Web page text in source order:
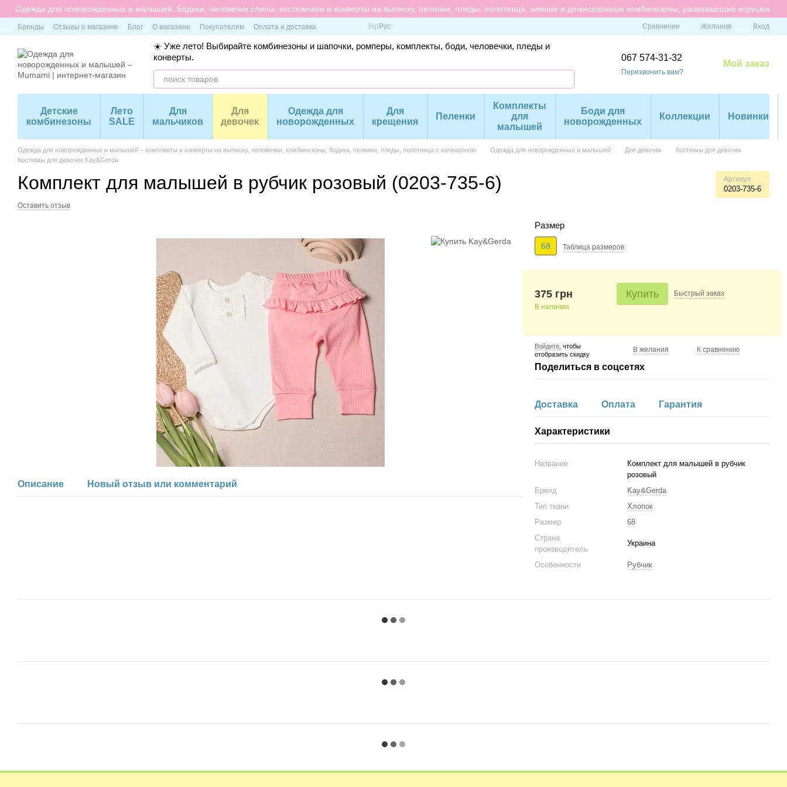
Перейти к основному контенту
Одежда для новорожденных и малышей. Бодики, человечки слипы, костюмчики и конверты на выписку, пеленки, пледы, полотенца, зимние и демисезонные комбинезоны, развивающие игрушки.
Бренды Отзывы о магазине Блог О магазине Покупателям Оплата и доставка Укр Рус Сравнение Желания Вход
☀️ Уже лето! Выбирайте комбинезоны и шапочки, ромперы, комплекты, боди, человечки, пледы и
конверты.
067 574-31-32
Перезвонить вам?
Мой заказ
Детские
комбинезоны
Лето
SALE
Для
мальчиков
Для
девочек
Одежда для
новорожденных
Для
крещения
Пеленки
Комплекты
для
малышей
Боди для
новорожденных
Коллекции Новинки
Одежда для новорожденных и малышей – комплекты и конверты на выписку, человечки, комбинезоны, бодики, пеленки, пледы, полотенца с капюшоном Одежда для новорожденных и малышей Для девочек
Костюмы для девочек
Костюмы для девочек Kay&Gerda
Комплект для малышей в рубчик розовый (0203-735-6) Артикул
0203-735-6
Оставить отзыв
Описание Новый отзыв или комментарий
Размер
68 Таблица размеров
375 грн
В наличии
Купить Быстрыйзаказ
Войдите , чтобы
отобразить скидку
В желания К сравнению
Поделиться в соцсетях
Доставка Оплата Гарантия
Характеристики
Название
Комплект для малышей в рубчик
розовый
Бренд
Kay&Gerda
Тип ткани
Хлопок
Размер
68
Страна
производитель
Украина
Особенности Рубчик